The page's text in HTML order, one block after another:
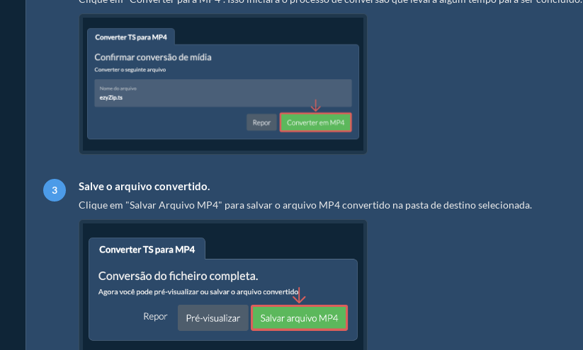
Salve o arquivo convertido.
Clique em "Salvar Arquivo MP4" para salvar o arquivo MP4 convertido na pasta de destino selecionada.